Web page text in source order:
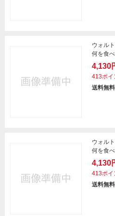
ウォル
何を食
4,130
413ポイ
送料無
ウォル
何を食
4,130
413ポイ
送料無